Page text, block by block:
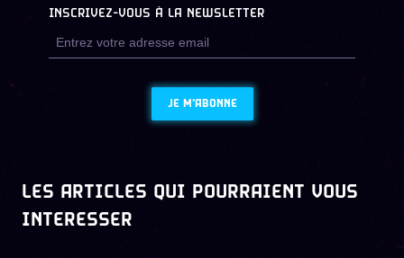
INSCRIVEZ-VOUS À LA NEWSLETTER
JE M'ABONNE
LES ARTICLES QUI POURRAIENT VOUS
INTERESSER